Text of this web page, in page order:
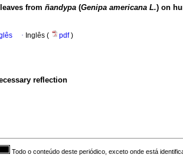
from ñandypa (Genipa americana L.) on
· Inglês ( pdf)
reflection
Todo o conteúdo deste periódico, exceto onde está